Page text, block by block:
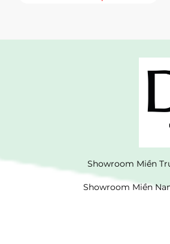
Showroom Miền
Showroom Miền